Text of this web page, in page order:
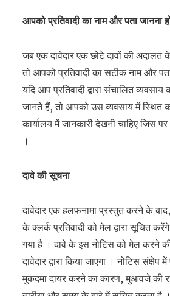
आपको प्रतिवादी का नाम और पता जानना
जब एक दावेदार एक छोटे दावों की
तो आपको प्रतिवादी का सटीक नाम और
यदि आप प्रतिवादी द्वारा संचालित
जानते हैं, तो आपको उस व्यवसाय में स्थित
कार्यालय में जानकारी देखनी चाहिए जिस
।
दावे की सूचना
दावेदार एक हलफनामा प्रस्तुत करने के
के क्लर्क प्रतिवादी को मेल द्वारा सूचित
गया है । दावे के इस नोटिस को मेल करने
दावेदार द्वारा किया जाएगा । नोटिस संक्षेप
मुकदमा दायर करने का कारण, मुआवजे की